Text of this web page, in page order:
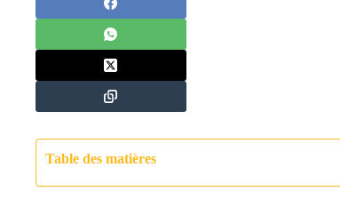
Table des matières